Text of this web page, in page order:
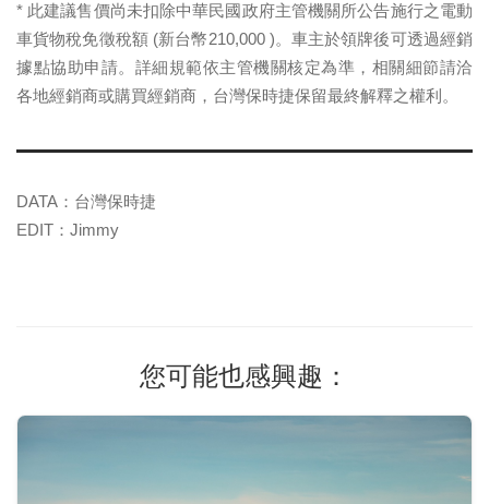
* 此建議售價尚未扣除中華民國政府主管機關所公告施行之電動
車貨物稅免徵稅額 (新台幣210,000 )。車主於領牌後可透過經銷
據點協助申請。詳細規範依主管機關核定為準，相關細節請洽
各地經銷商或購買經銷商，台灣保時捷保留最終解釋之權利。
DATA：台灣保時捷
EDIT：Jimmy
您可能也感興趣：